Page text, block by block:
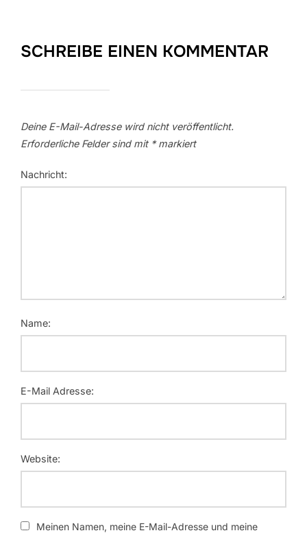
SCHREIBE EINEN KOMMENTAR
Deine E-Mail-Adresse wird nicht veröffentlicht.
Erforderliche Felder sind mit *markiert
Nachricht:
Name:
E-Mail Adresse:
Website:
Meinen Namen, meine E-Mail-Adresse und meine